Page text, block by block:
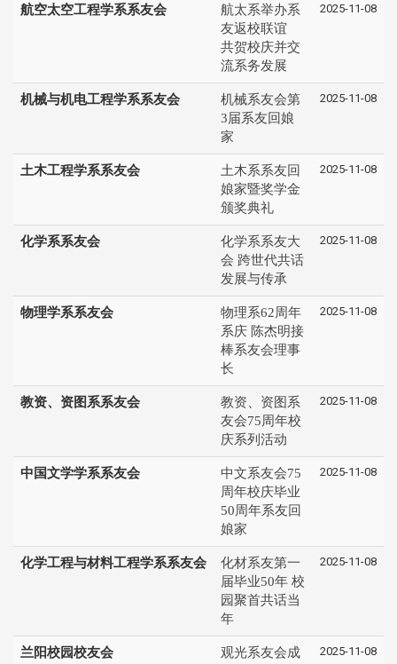
航空太空工程学系系友会
航太系举办系
友返校联谊
共贺校庆并交
流系务发展
2025-11-08
机械与机电工程学系系友会
机械系友会第
3届系友回娘
家
2025-11-08
土木工程学系系友会
土木系系友回
娘家暨奖学金
颁奖典礼
2025-11-08
化学系系友会
化学系系友大
会 跨世代共话
发展与传承
2025-11-08
物理学系系友会
物理系62周年
系庆 陈杰明接
棒系友会理事
长
2025-11-08
教资、资图系系友会
教资、资图系
友会75周年校
庆系列活动
2025-11-08
中国文学学系系友会
中文系友会75
周年校庆毕业
50周年系友回
娘家
2025-11-08
化学工程与材料工程学系系友会
化材系友第一
届毕业50年 校
园聚首共话当
年
2025-11-08
兰阳校园校友会
观光系友会成
2025-11-08